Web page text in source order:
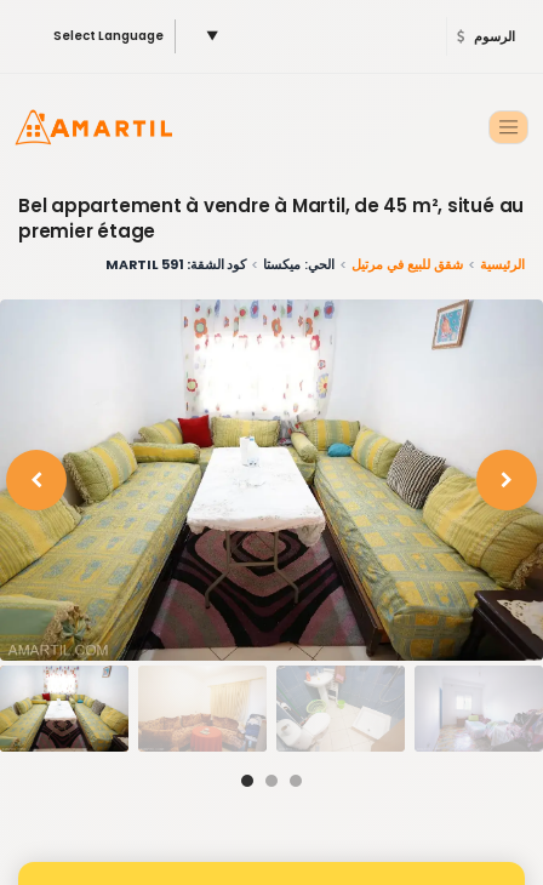
Select Language ▼ الرسوم
Bel appartement à vendre à Martil, de 45 m², situé au
premier étage
الرئيسية شقق للبيع في مرتيل الحي: ميكستا كود الشقة: 591 MARTIL